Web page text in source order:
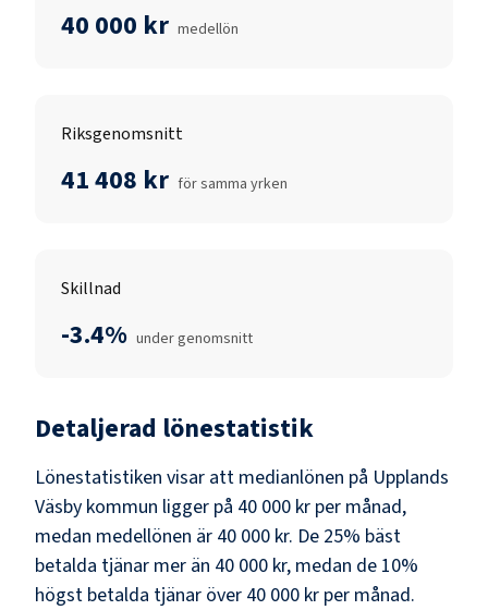
40 000 kr medellön
Riksgenomsnitt
41 408 kr för samma yrken
Skillnad
-3.4% under genomsnitt
Detaljerad lönestatistik
Lönestatistiken visar att medianlönen på Upplands
Väsby kommun ligger på 40 000 kr per månad,
medan medellönen är 40 000 kr. De 25% bäst
betalda tjänar mer än 40 000 kr, medan de 10%
högst betalda tjänar över 40 000 kr per månad.